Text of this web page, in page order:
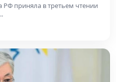
РФ приняла в третьем чтении